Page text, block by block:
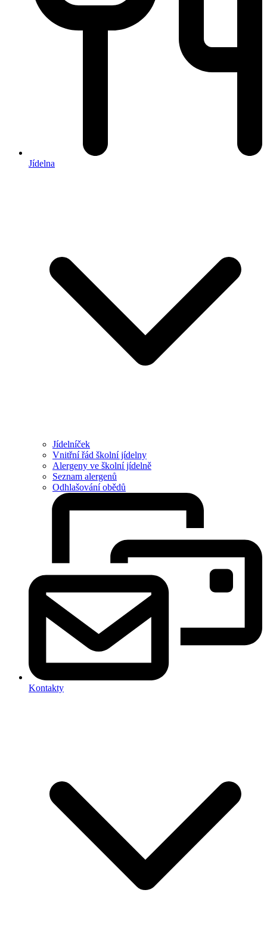
Jídelna
Jídelníček
Vnitřní řád školní jídelny
Alergeny ve školní jídelně
Seznam alergenů
Odhlašování obědů
Kontakty